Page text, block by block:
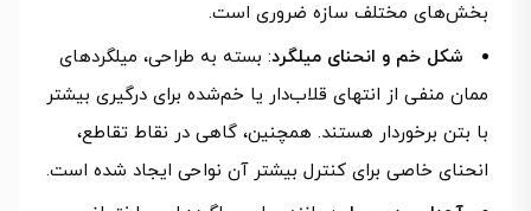
بخش‌های مختلف سازه ضروری است.
شکل خم و انحنای میلگرد: بسته به طراحی، میلگردهای
ممان منفی از انتهای قلاب‌دار یا خم‌شده برای درگیری بیشتر
با بتن برخوردار هستند. همچنین، گاهی در نقاط تقاطع،
انحنای خاصی برای کنترل بیشتر آن نواحی ایجاد شده است.